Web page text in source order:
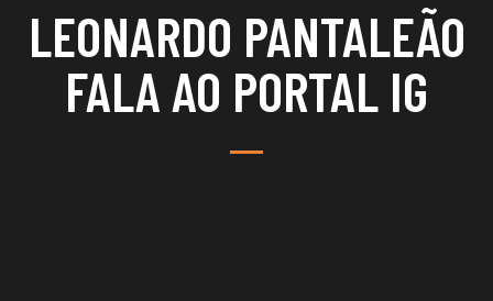
LEONARDO PANTALEÃO
FALA AO PORTAL IG